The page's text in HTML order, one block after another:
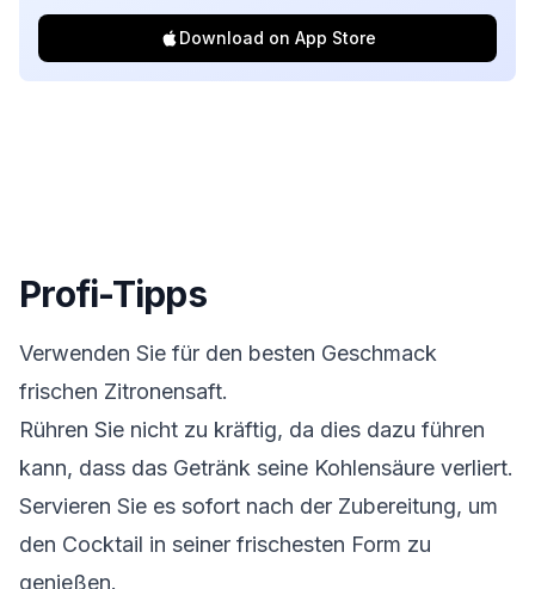
Download on App Store
Profi-Tipps
Verwenden Sie für den besten Geschmack
frischen Zitronensaft.
Rühren Sie nicht zu kräftig, da dies dazu führen
kann, dass das Getränk seine Kohlensäure verliert.
Servieren Sie es sofort nach der Zubereitung, um
den Cocktail in seiner frischesten Form zu
genießen.